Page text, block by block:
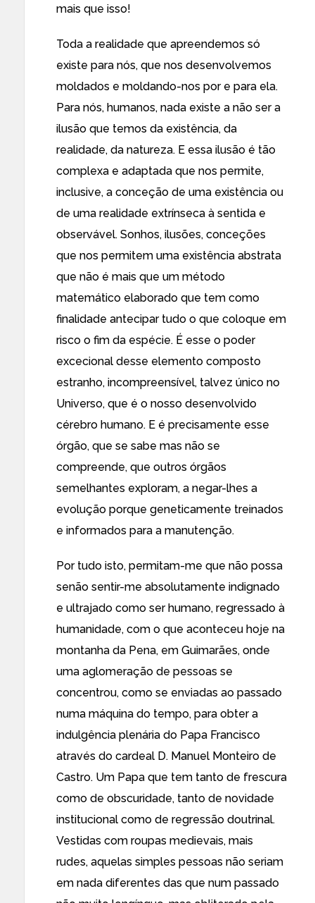
mais que isso!
Toda a realidade que apreendemos só
existe para nós, que nos desenvolvemos
moldados e moldando-nos por e para ela.
Para nós, humanos, nada existe a não ser a
ilusão que temos da existência, da
realidade, da natureza. E essa ilusão é tão
complexa e adaptada que nos permite,
inclusive, a conceção de uma existência ou
de uma realidade extrínseca à sentida e
observável. Sonhos, ilusões, conceções
que nos permitem uma existência abstrata
que não é mais que um método
matemático elaborado que tem como
finalidade antecipar tudo o que coloque em
risco o fim da espécie. É esse o poder
excecional desse elemento composto
estranho, incompreensível, talvez único no
Universo, que é o nosso desenvolvido
cérebro humano. E é precisamente esse
órgão, que se sabe mas não se
compreende, que outros órgãos
semelhantes exploram, a negar-lhes a
evolução porque geneticamente treinados
e informados para a manutenção.
Por tudo isto, permitam-me que não possa
senão sentir-me absolutamente indignado
e ultrajado como ser humano, regressado à
humanidade, com o que aconteceu hoje na
montanha da Pena, em Guimarães, onde
uma aglomeração de pessoas se
concentrou, como se enviadas ao passado
numa máquina do tempo, para obter a
indulgência plenária do Papa Francisco
através do cardeal D. Manuel Monteiro de
Castro. Um Papa que tem tanto de frescura
como de obscuridade, tanto de novidade
institucional como de regressão doutrinal.
Vestidas com roupas medievais, mais
rudes, aquelas simples pessoas não seriam
em nada diferentes das que num passado